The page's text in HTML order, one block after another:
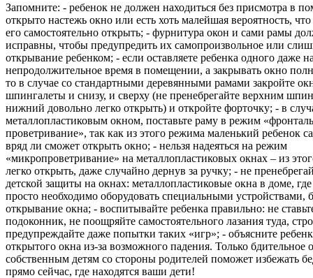
Запомните: - ребенок не должен находиться без присмотра в
открыто настежь окно или есть хоть малейшая вероятность,
его самостоятельно открыть; - фурнитура окон и сами рамы
исправны, чтобы предупредить их самопроизвольное или
открывание ребенком; - если оставляете ребенка одного даже
непродолжительное время в помещении, а закрывать окно
то в случае со стандартными деревянными рамами закройте
шпингалеты и снизу, и сверху (не пренебрегайте верхним
нижний довольно легко открыть) и откройте форточку; - в
металлопластиковым окном, поставьте раму в режим
проветривание», так как из этого режима маленький ребенок
вряд ли сможет открыть окно; - нельзя надеяться на режим
«микропроветривание» на металлопластиковых окнах – из
легко открыть, даже случайно дернув за ручку; - не
детской защиты на окнах: металлопластиковые окна в доме, где
просто необходимо оборудовать специальными
открывание окна; - воспитывайте ребенка правильно: не
подоконник, не поощряйте самостоятельного лазания туда,
предупреждайте даже попытки таких «игр»; - объясните
открытого окна из-за возможного падения. Только бдительное
собственным детям со стороны родителей поможет избежать
прямо сейчас, где находятся ваши дети!